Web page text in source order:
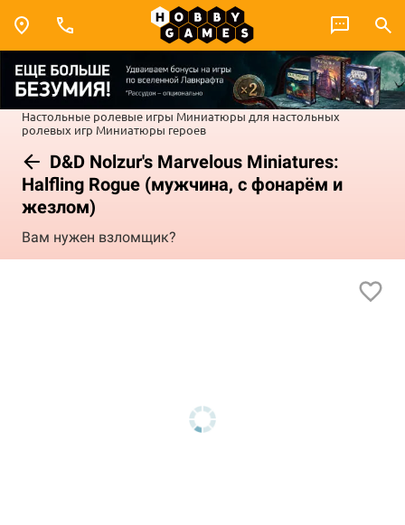
Настольные ролевые игры Миниатюры для настольных
ролевых игр Миниатюры героев
D&D Nolzur's Marvelous Miniatures:
Halfling Rogue (мужчина, с фонарём и
жезлом)
Вам нужен взломщик?